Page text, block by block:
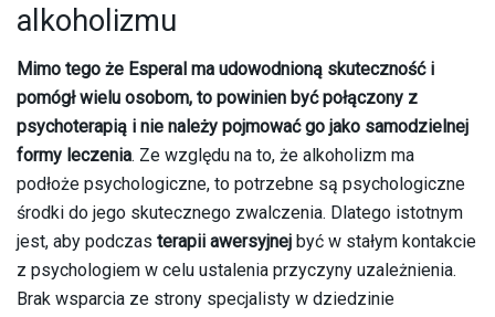
alkoholizmu
Mimo tego że Esperal ma udowodnioną skuteczność i
pomógł wielu osobom, to powinien być połączony z
psychoterapią i nie należy pojmować go jako samodzielnej
formy leczenia. Ze względu na to, że alkoholizm ma
podłoże psychologiczne, to potrzebne są psychologiczne
środki do jego skutecznego zwalczenia. Dlatego istotnym
jest, aby podczas terapii awersyjnej być w stałym kontakcie
z psychologiem w celu ustalenia przyczyny uzależnienia.
Brak wsparcia ze strony specjalisty w dziedzinie